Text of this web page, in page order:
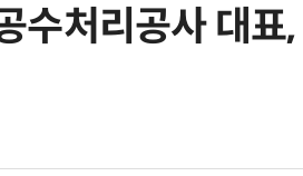
수처리공사 대